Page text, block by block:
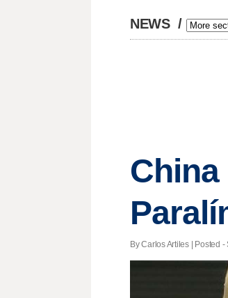
NEWS /
By Carlos Artiles | Posted